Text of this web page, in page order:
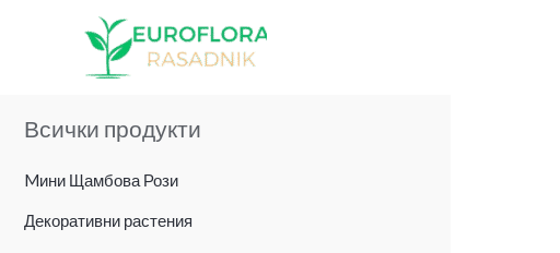
Всички продукти
Mини Щамбова Рози
Декоративни растения